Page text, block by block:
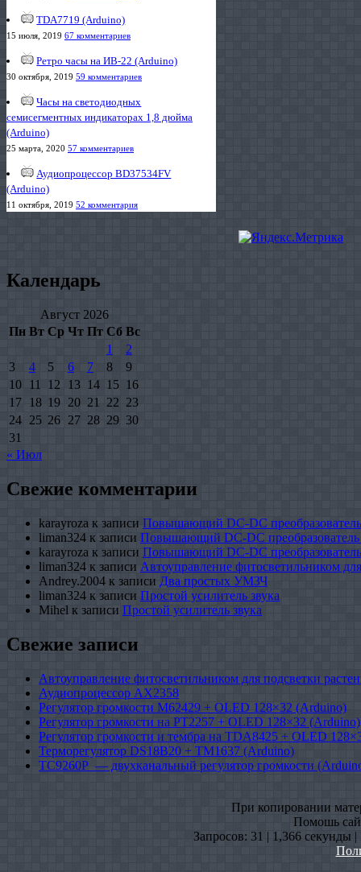
TDA7719 (Arduino)
15 июля, 2019 67 комментариев
Ретро часы на ИВ-22 (Arduino)
30 октября, 2019 59 комментариев
Часы на светодиодных
семисегментных индикаторах 1,8 дюйма
(Arduino)
25 марта, 2020 57 комментариев
Аудиопроцессор BD37534FV
(Arduino)
11 октября, 2019 52 комментария
Календарь
Август 2026
Пн Вт Ср Чт Пт Сб Вс
1
2
3
4 5 6 7 8
9
10 11 12 13 14 15 16
17
18 19 20 21 22 23
24 25 26 27 28 29 30
31
« Июл
Свежие комментарии
karayroza к записи Повышающий DC-DC
liman324 к записи Повышающий DC-DC
karayroza к записи Повышающий DC-DC
liman324 к записи Автоуправление фитосветильником
Andrey.2004 к записи Два простых УМЗЧ
liman324 к записи Простой усилитель звука
Mihel к записи Простой усилитель звука
Свежие записи
Автоуправление фитосветильником для подсветки
Аудиопроцессор AX2358
Регулятор громкости M62429 + OLED 128×32 (Arduino)
Регулятор громкости на PT2257 + OLED 128×32 (Arduino)
Регулятор громкости и тембра на TDA8425 + OLED
Терморегулятор DS18B20 + TM1637 (Arduino)
TC9260P — двухканальный регулятор громкости
При копировании
Помошь
Запросов: 31 | 1,366 секунды